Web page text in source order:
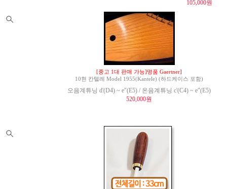
105,000원
[중고 1대 판매 가능]명품 Gaertner]
10현 칸텔레 Model 1955(Kantele) (하드케이스 포함)
오음계튜닝 d'(D4) ~ e"(E5) / 온음계튜닝 c'(C4) ~ e"(E5)
520,000원